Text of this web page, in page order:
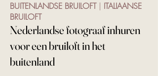
BUITENLANDSE BRUILOFT | ITALIAANSE
BRUILOFT
Nederlandse fotograaf inhuren
voor een bruiloft in het
buitenland